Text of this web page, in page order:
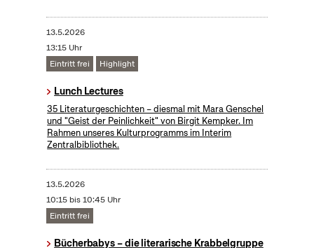
13.5.2026
13:15 Uhr
Eintritt frei
Highlight
Lunch Lectures
35 Literaturgeschichten – diesmal mit Mara Genschel
und "Geist der Peinlichkeit" von Birgit Kempker. Im
Rahmen unseres Kulturprogramms im Interim
Zentralbibliothek.
13.5.2026
10:15 bis 10:45 Uhr
Eintritt frei
Bücherbabys – die literarische Krabbelgruppe